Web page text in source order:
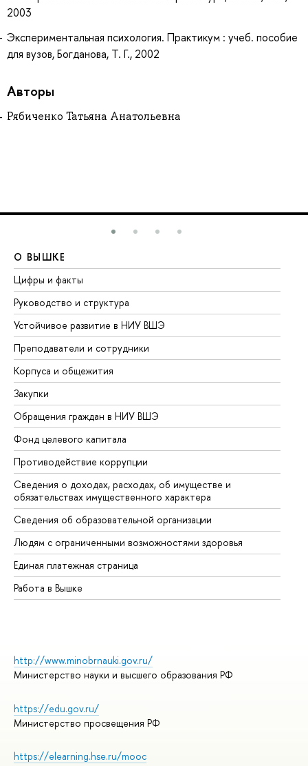
2003
Экспериментальная психология. Практикум : учеб. пособие
для вузов, Богданова, Т. Г., 2002
Авторы
Рябиченко Татьяна Анатольевна
О ВЫШКЕ
Цифры и факты
Руководство и структура
Устойчивое развитие в НИУ ВШЭ
Преподаватели и сотрудники
Корпуса и общежития
Закупки
Обращения граждан в НИУ ВШЭ
Фонд целевого капитала
Противодействие коррупции
Сведения о доходах, расходах, об имуществе и
обязательствах имущественного характера
Сведения об образовательной организации
Людям с ограниченными возможностями здоровья
Единая платежная страница
Работа в Вышке
http://www.minobrnauki.gov.ru/
Министерство науки и высшего образования РФ
https://edu.gov.ru/
Министерство просвещения РФ
https://elearning.hse.ru/mooc